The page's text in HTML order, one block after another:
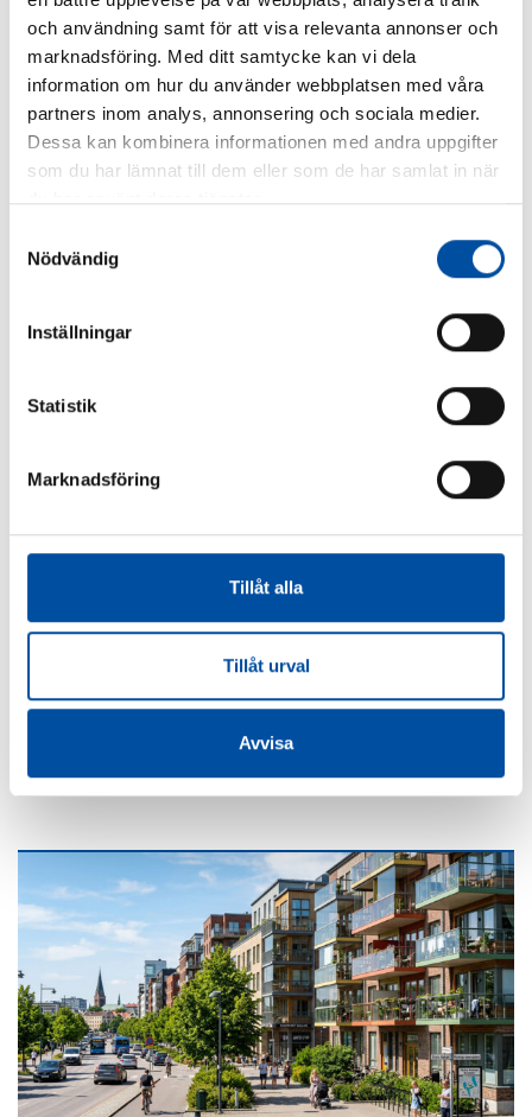
och användning samt för att visa relevanta annonser och
marknadsföring. Med ditt samtycke kan vi dela
information om hur du använder webbplatsen med våra
partners inom analys, annonsering och sociala medier.
Dessa kan kombinera informationen med andra uppgifter
som du har lämnat till dem eller som de har samlat in när
du har använt deras tjänster.
Nödvändig
Inställningar
Statistik
Marknadsföring
Tillåt alla
Tillåt urval
Avvisa
ALLA NYHETER
2026-07-02
Så blir liten fjärrkyla lönsam – svensk modell väcker